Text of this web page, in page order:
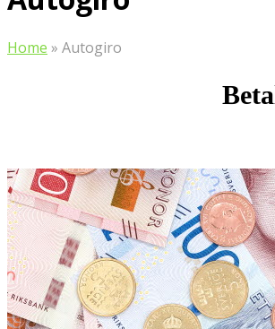
Home » Autogiro